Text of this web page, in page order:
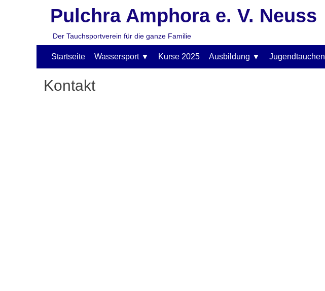
Pulchra Amphora e. V. Neuss
Der Tauchsportverein für die ganze Familie
Primäres
Menü
Startseite Wassersport Kurse 2025 Ausbildung Jugendtauchen
Kontakt